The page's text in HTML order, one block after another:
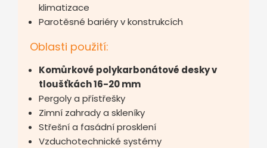
klimatizace
Parotěsné bariéry v konstrukcích
Oblasti použití:
Komůrkové polykarbonátové desky v
tloušťkách 16-20 mm
Pergoly a přístřešky
Zimní zahrady a skleníky
Střešní a fasádní prosklení
Vzduchotechnické systémy